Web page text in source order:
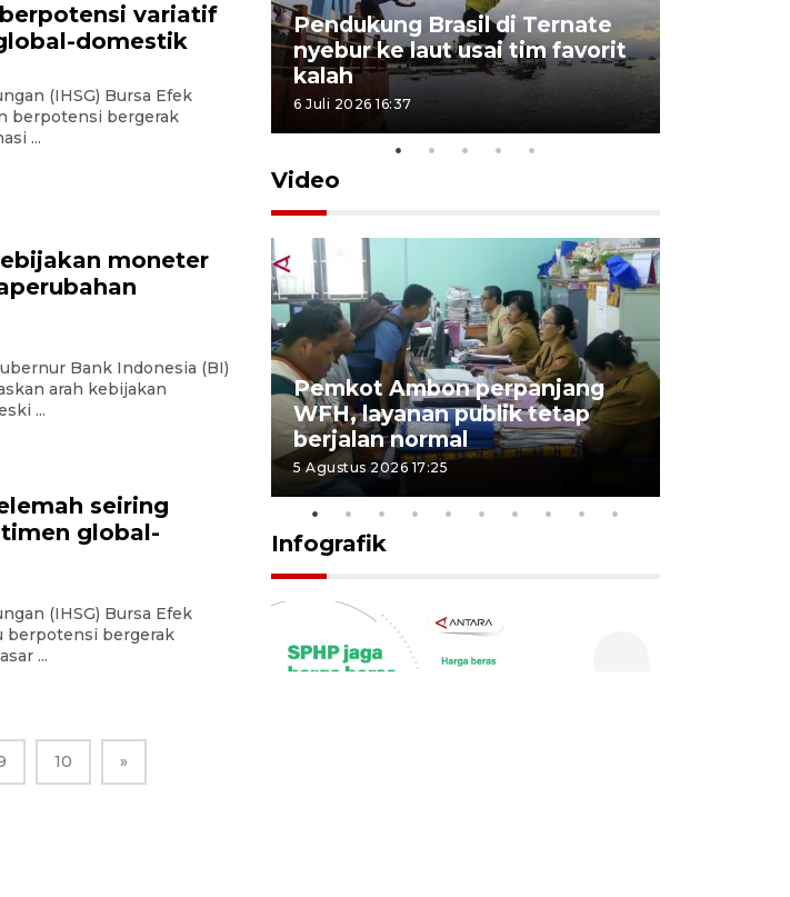
variatif
domestik
(IHSG) Bursa Efek
berpotensi bergerak
...
moneter
Bank Indonesia (BI)
arah kebijakan
...
seiring
global-
(IHSG) Bursa Efek
berpotensi bergerak
...
10 »
protes penataan
Pendukung Brasil di Ternate
nyebur ke laut usai tim favorit
kalah
6 Juli 2026 16:37
Video
semua pihak buka
anak di lembaga
Pemkot Ambon perpanjang
WFH, layanan publik tetap
berjalan normal
5 Agustus 2026 17:25
Infografik